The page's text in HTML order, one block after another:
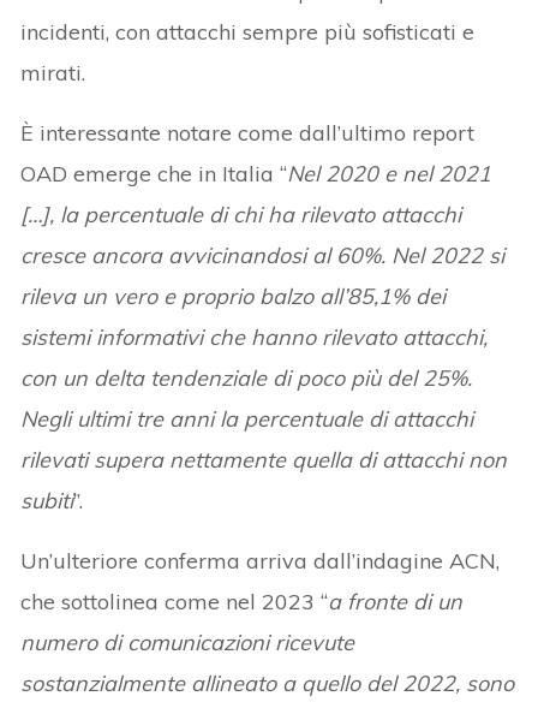
incidenti, con attacchi sempre più sofisticati e
mirati.
È interessante notare come dall’ultimo report
OAD emerge che in Italia “Nel 2020 e nel 2021
[…], la percentuale di chi ha rilevato attacchi
cresce ancora avvicinandosi al 60%. Nel 2022 si
rileva un vero e proprio balzo all’85,1% dei
sistemi informativi che hanno rilevato attacchi,
con un delta tendenziale di poco più del 25%.
Negli ultimi tre anni la percentuale di attacchi
rilevati supera nettamente quella di attacchi non
subiti”.
Un’ulteriore conferma arriva dall’indagine ACN,
che sottolinea come nel 2023 “a fronte di un
numero di comunicazioni ricevute
sostanzialmente allineato a quello del 2022, sono